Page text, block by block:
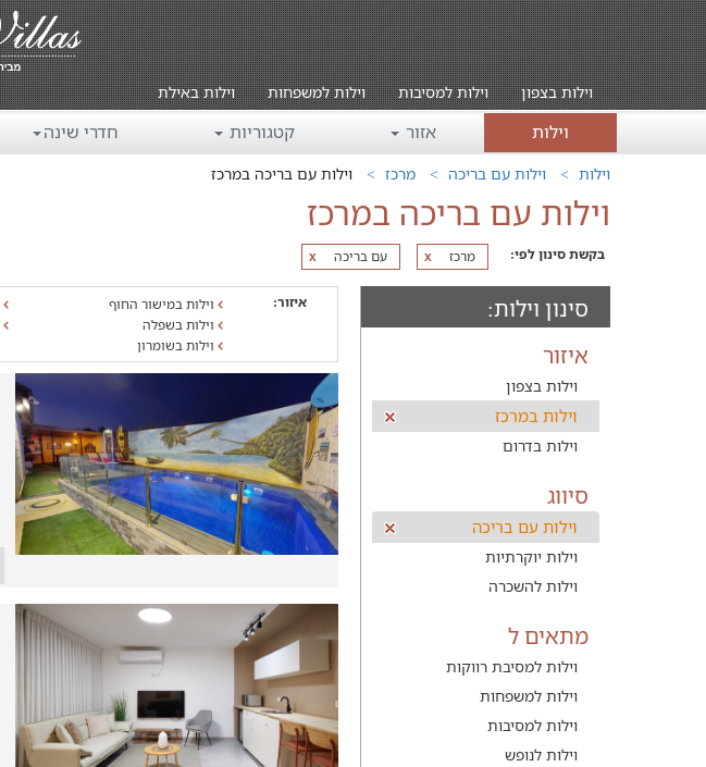
וילות בצפון וילות למסיבות וילות למשפחות וילות באילת
וילות אזור קטגוריות חדרי שינה
וילות וילות עם בריכה מרכז וילות עם בריכה במרכז
וילות עם בריכה במרכז
בקשת סינון לפי: x מרכז x עם בריכה
סינון וילות:
איזור
וילות בצפון
וילות במרכז
וילות בדרום
סיווג
וילות עם בריכה
וילות יוקרתיות
וילות להשכרה
מתאים ל
וילות למסיבת רווקות
וילות למשפחות
וילות למסיבות
וילות לנופש
איזור: וילות במישור החוף
וילות בשפלה
וילות בשומרון